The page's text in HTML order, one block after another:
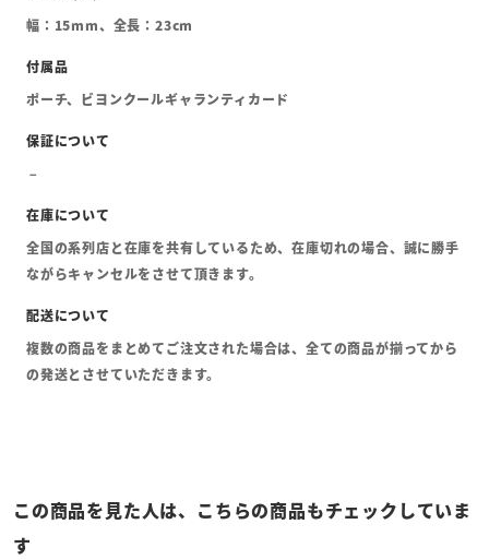
幅：15mm、全長：23cm
ポーチ、ビヨンクールギャランティカード
全国の系列店と在庫を共有しているため、在庫切れの場合、誠に勝手
ながらキャンセルをさせて頂きます。
複数の商品をまとめてご注文された場合は、全ての商品が揃ってから
の発送とさせていただきます。
この商品を見た人は、こちらの商品もチェックしていま
す